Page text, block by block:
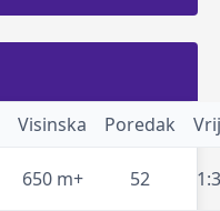
Visinska Poredak
650 m+ 52